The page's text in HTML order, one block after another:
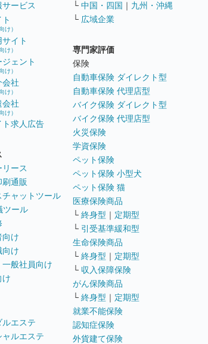
ービス
け）
イト
け）
ェント
け）
会社
け）
会社
け）
ト求人広告
ース
刷通販
チャットツール
ツール
向け
向け
一般社員向け
け
ルエステ
ャルエステ
└ 中国・四国 ｜ 九州・沖縄
└ 広域企業
専門家評価
保険
自動車保険 ダイレクト型
自動車保険 代理店型
バイク保険 ダイレクト型
バイク保険 代理店型
火災保険
学資保険
ペット保険
ペット保険 小型犬
ペット保険 猫
医療保険商品
└ 終身型 ｜ 定期型
└ 引受基準緩和型
生命保険商品
└ 終身型 ｜ 定期型
└ 収入保障保険
がん保険商品
└ 終身型 ｜ 定期型
就業不能保険
認知症保険
外貨建て保険